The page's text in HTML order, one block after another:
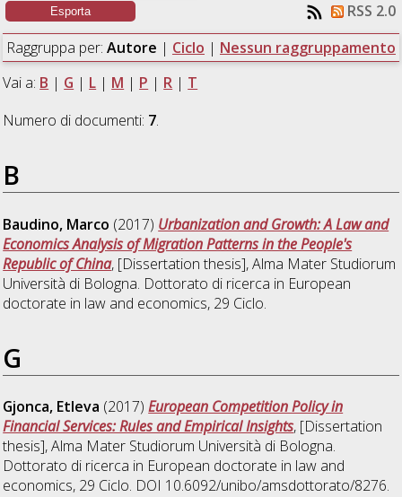
RSS 2.0
Raggruppa per: Autore | Ciclo | Nessun raggruppamento
Vai a: B | G | L | M | P | R | T
Numero di documenti: 7.
B
Baudino, Marco (2017) Urbanization and Growth: A Law and
Economics Analysis of Migration Patterns in the People's
Republic of China, [Dissertation thesis], Alma Mater Studiorum
Università di Bologna. Dottorato di ricerca in European
doctorate in law and economics, 29 Ciclo.
G
Gjonca, Etleva (2017)European Competition Policy in
Financial Services: Rules and Empirical Insights, [Dissertation
thesis], Alma Mater Studiorum Università di Bologna.
Dottorato di ricerca in European doctorate in law and
economics, 29 Ciclo. DOI 10.6092/unibo/amsdottorato/8276.